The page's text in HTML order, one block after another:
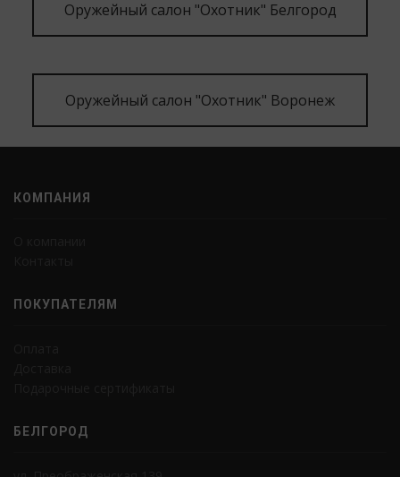
Оружейный салон "Охотник" Белгород
Оружейный салон "Охотник" Воронеж
КОМПАНИЯ
ПОКУПАТЕЛЯМ
БЕЛГОРОД